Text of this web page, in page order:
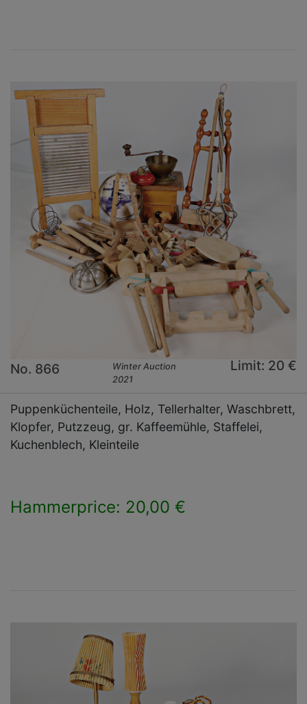
No. 866
Winter Auction
2021
Limit: 20 €
Puppenküchenteile, Holz, Tellerhalter, Waschbrett,
Klopfer, Putzzeug, gr. Kaffeemühle, Staffelei,
Kuchenblech, Kleinteile
Hammerprice: 20,00 €